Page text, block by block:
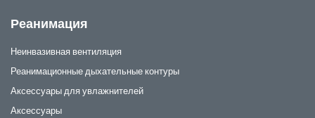
Реанимация
Неинвазивная вентиляция
Реанимационные дыхательные контуры
Аксессуары для увлажнителей
Аксессуары